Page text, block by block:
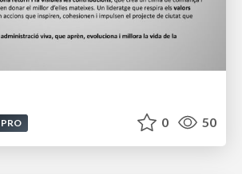
PRO 0 50